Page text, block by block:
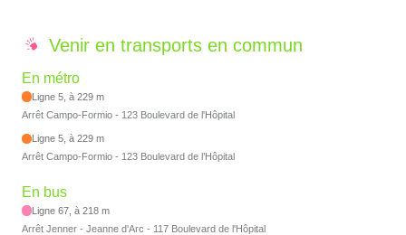
Venir en transports en commun
En métro
Ligne 5, à 229 m
Arrêt Campo-Formio - 123 Boulevard de l'Hôpital
Ligne 5, à 229 m
Arrêt Campo-Formio - 123 Boulevard de l’Hôpital
En bus
Ligne 67, à 218 m
Arrêt Jenner - Jeanne d'Arc - 117 Boulevard de l'Hôpital